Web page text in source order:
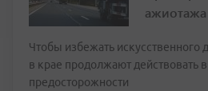
ажиотажа
Чтобы избежать искусственного
в крае продолжают действовать
предосторожности